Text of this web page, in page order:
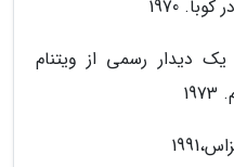
1970
دیدار رسمی از ویتنام